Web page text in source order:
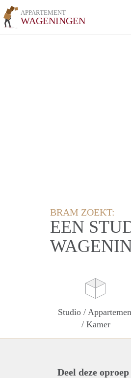
APPARTEMENT
WAGENINGEN
BRAM ZOEKT:
EEN
Studio /
/ Kamer
Deel deze